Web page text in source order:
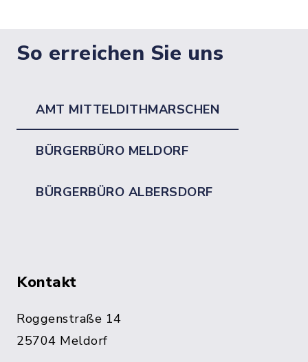
So erreichen Sie uns
AMT MITTELDITHMARSCHEN
BÜRGERBÜRO MELDORF
BÜRGERBÜRO ALBERSDORF
Kontakt
Roggenstraße 14
25704 Meldorf